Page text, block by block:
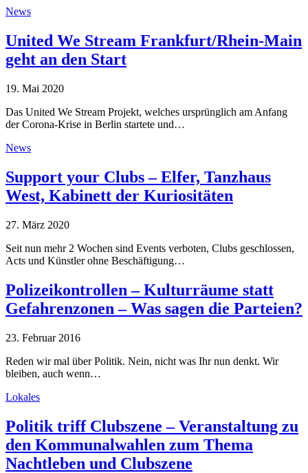
News
United We Stream Frankfurt/Rhein-Main
geht an den Start
19. Mai 2020
Das United We Stream Projekt, welches ursprünglich am Anfang
der Corona-Krise in Berlin startete und…
News
Support your Clubs – Elfer, Tanzhaus
West, Kabinett der Kuriositäten
27. März 2020
Seit nun mehr 2 Wochen sind Events verboten, Clubs geschlossen,
Acts und Künstler ohne Beschäftigung…
Polizeikontrollen – Kulturräume statt
Gefahrenzonen – Was sagen die Parteien?
23. Februar 2016
Reden wir mal über Politik. Nein, nicht was Ihr nun denkt. Wir
bleiben, auch wenn…
Lokales
Politik triff Clubszene – Veranstaltung zu
den Kommunalwahlen zum Thema
Nachtleben und Clubszene